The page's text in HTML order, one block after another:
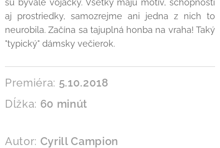
sú bývalé vojačky. Všetky majú motív, schopnosti
aj prostriedky, samozrejme ani jedna z nich to
neurobila. Začína sa tajuplná honba na vraha! Taký
"typický" dámsky večierok.
Premiéra: 5.10.2018
Dĺžka: 60 minút
Autor: Cyrill Campion